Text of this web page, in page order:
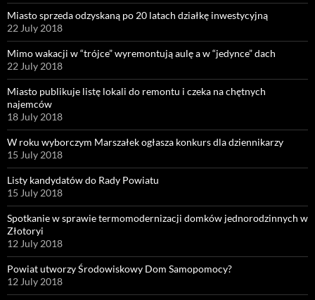
Miasto sprzeda odzyskaną po 20 latach działkę inwestycyjną
22 July 2018
Mimo wakacji w “trójce” wyremontują aulę a w “jedynce” dach
22 July 2018
Miasto publikuje listę lokali do remontu i czeka na chętnych
najemców
18 July 2018
W roku wyborczym Marszałek ogłasza konkurs dla dziennikarzy
15 July 2018
Listy kandydatów do Rady Powiatu
15 July 2018
Spotkanie w sprawie termomodernizacji domków jednorodzinnych w
Złotoryi
12 July 2018
Powiat utworzy Środowiskowy Dom Samopomocy?
12 July 2018